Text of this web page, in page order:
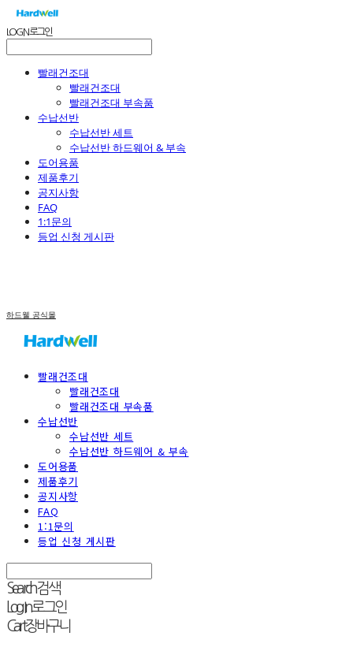
LOG IN로그인
빨래건조대
빨래건조대
빨래건조대 부속품
수납선반
수납선반 세트
수납선반 하드웨어 & 부속
도어용품
제품후기
공지사항
FAQ
1:1문의
등업 신청 게시판
하드웰 공식몰
빨래건조대
빨래건조대
빨래건조대 부속품
수납선반
수납선반 세트
수납선반 하드웨어 & 부속
도어용품
제품후기
공지사항
FAQ
1:1문의
등업 신청 게시판
Search검색
Log In로그인
Cart장바구니